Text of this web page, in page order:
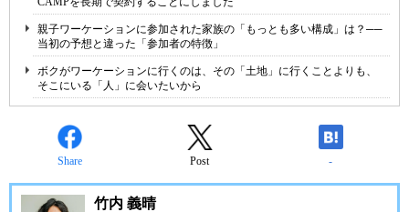
親子ワーケーションに参加された家族の「もっとも多い構成」は？──
当初の予想と違った「参加者の特徴」
ボクがワーケーションに行くのは、その「土地」に行くことよりも、
そこにいる「人」に会いたいから
Share Post -
竹内 義晴